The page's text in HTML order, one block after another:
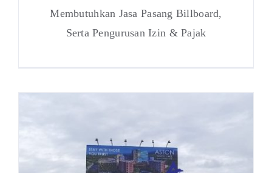
Membutuhkan Jasa Pasang Billboard,
Serta Pengurusan Izin & Pajak